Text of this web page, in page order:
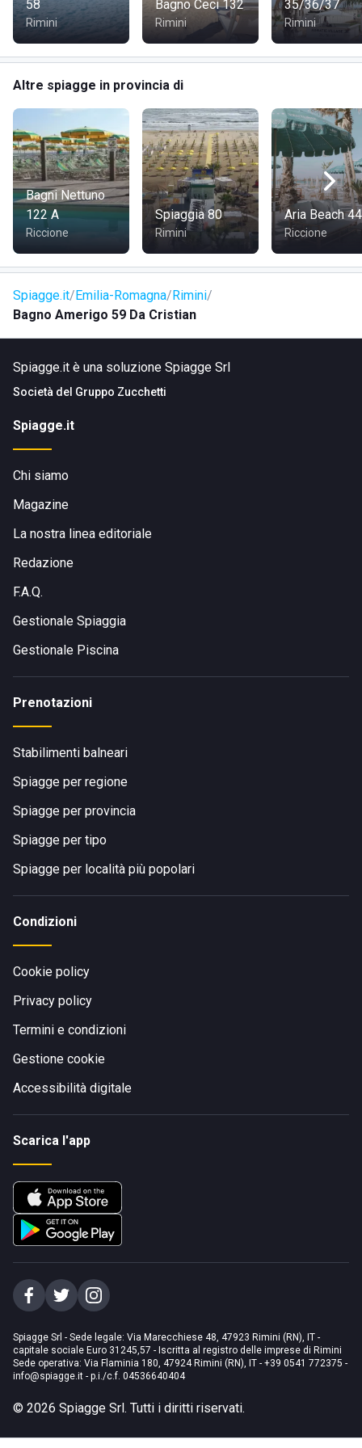
permette di raggiungere città come Rimini e Riccione in
pochi chilometri. Situato sul nuovo lungomare "Parco del
COME RAGGIUNGERE BAGNO AMERIGO 59
IN AUTO:Dall'autostrada A14, uscire a "Rimini Nord" e
seguire la direzione mare. Torre Pedrera è la prima cittadina
che si incontra e dista solo 6 km dal casello autostradale.
IN TRENO:
Dalla stazione di Rimini, prendere la linea N.4 in
direzione Torre Pedrera/Bellaria, con fermata N.27.
IN AEREO: L'aeroporto "Federico Fellini" di Miramare di
Rimini dista 14 km ed è ben collegato con i principali mezzi
di trasporto.
corrispondenza del Bagno Amerigo 59, si trova un'ampia
area con parcheggio gratuito e a pagamento.
58
Rimini
Bagno Ceci 132
Rimini
35/36/37
Rimini
Altre spiagge in provincia di
Bagni Nettuno
122 A
Riccione
Spiaggia 80
Rimini
Aria Beach 44
Riccione
Spiagge.it Emilia-Romagna Rimini
Bagno Amerigo 59 Da Cristian
Spiagge.it è una soluzione Spiagge Srl
Società del Gruppo Zucchetti
Spiagge.it
Chi siamo
Magazine
La nostra linea editoriale
Redazione
F.A.Q.
Gestionale Spiaggia
Gestionale Piscina
Prenotazioni
Stabilimenti balneari
Spiagge per regione
Spiagge per provincia
Spiagge per tipo
Spiagge per località più popolari
Condizioni
Cookie policy
Privacy policy
Termini e condizioni
Gestione cookie
Accessibilità digitale
Scarica l'app
Spiagge Srl - Sede legale: Via Marecchiese 48, 47923 Rimini (RN), IT -
capitale sociale Euro 31245,57 - Iscritta al registro delle imprese di Rimini
Sede operativa: Via Flaminia 180, 47924 Rimini (RN), IT - +39 0541 772375 -
info@spiagge.it - p.i./c.f. 04536640404
© 2026 Spiagge Srl. Tutti i diritti riservati.